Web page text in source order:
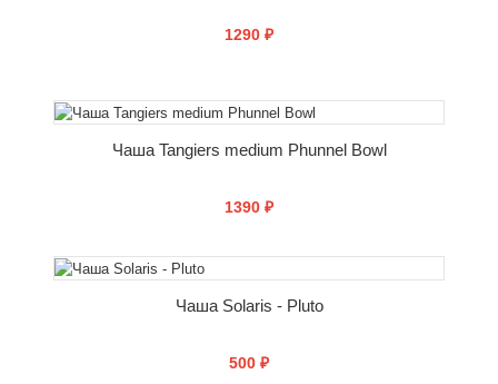
1290 ₽
СООБЩИТЬ О ПОСТУПЛЕНИИ
Чаша Tangiers medium Phunnel Bowl
1390 ₽
СООБЩИТЬ О ПОСТУПЛЕНИИ
Чаша Solaris - Pluto
500 ₽